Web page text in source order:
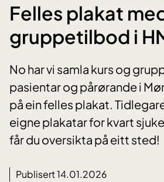
Felles plakat
gruppetilbod i
No har vi samla kurs og
pasientar og pårørande i
på ein felles plakat.
eigne plakatar for kvart
får du oversikta på eitt sted!
Publisert 14.01.2026